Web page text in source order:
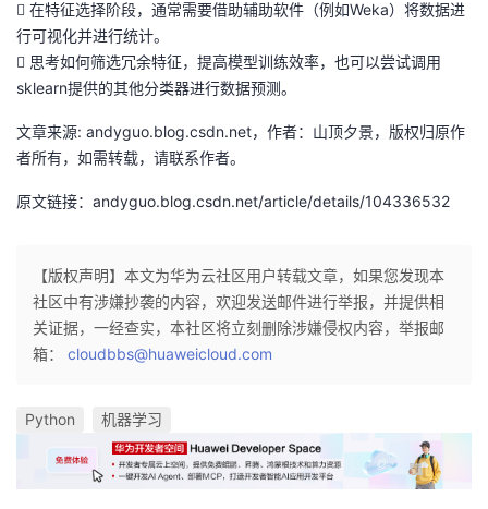
 在特征选择阶段，通常需要借助辅助软件（例如Weka）将数据进
行可视化并进行统计。
 思考如何筛选冗余特征，提高模型训练效率，也可以尝试调用
sklearn提供的其他分类器进行数据预测。
文章来源: andyguo.blog.csdn.net，作者：山顶夕景，版权归原作
者所有，如需转载，请联系作者。
原文链接：andyguo.blog.csdn.net/article/details/104336532
【版权声明】本文为华为云社区用户转载文章，如果您发现本
社区中有涉嫌抄袭的内容，欢迎发送邮件进行举报，并提供相
关证据，一经查实，本社区将立刻删除涉嫌侵权内容，举报邮
箱： cloudbbs@huaweicloud.com
Python 机器学习